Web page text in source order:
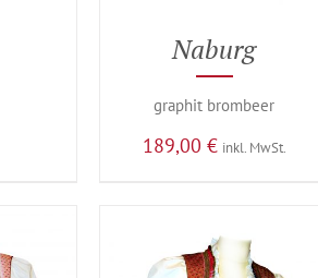
Naburg
graphit brombeer
189,00 € inkl. MwSt.